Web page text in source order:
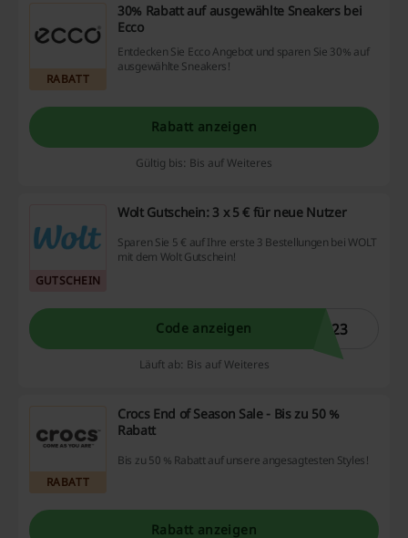
RABATT
30% Rabatt auf ausgewählte Sneakers bei
Ecco
Entdecken Sie Ecco Angebot und sparen Sie 30% auf
ausgewählte Sneakers!
Rabatt anzeigen
Gültig bis: Bis auf Weiteres
GUTSCHEIN
Wolt Gutschein: 3 x 5 € für neue Nutzer
Sparen Sie 5 € auf Ihre erste 3 Bestellungen bei WOLT
mit dem Wolt Gutschein!
Code anzeigen U23
Läuft ab: Bis auf Weiteres
RABATT
Crocs End of Season Sale - Bis zu 50 %
Rabatt
Bis zu 50 % Rabatt auf unsere angesagtesten Styles!
Rabatt anzeigen